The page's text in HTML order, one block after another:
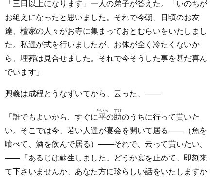
「三日以上になります」一人の弟子が答えた。「いのちが
お絶えになったと思いました。それで今朝、日頃のお友
達、檀家の人々がお寺に集まっておとむらいをいたしまし
た。私達が式を行いましたが、お体が全く冷たくないか
ら、埋葬は見合せました。それで今そうした事を甚だ喜ん
でいます」
興義は成程とうなずいてから、云った、――
「誰でもよいから、すぐに平
たいら
の助
すけ
のうちに行って貰いた
い。そこでは今、若い人達が宴会を開いて居る――（魚を
喰べて、酒を飲んで居る）――それで、云って貰いたい、
――『あるじは蘇生しました。どうか宴を止めて、即刻来
て下さいませんか、あなた方に珍らしい話をいたしますか